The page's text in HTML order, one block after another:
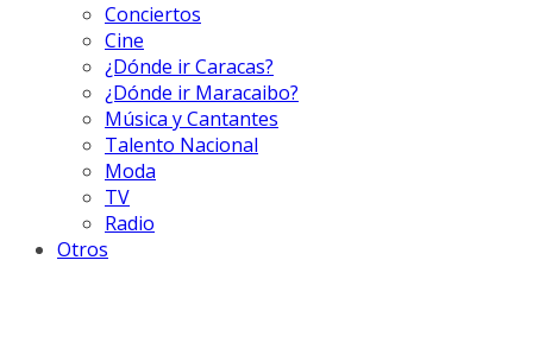
Conciertos
Cine
¿Dónde ir Caracas?
¿Dónde ir Maracaibo?
Música y Cantantes
Talento Nacional
Moda
TV
Radio
Otros